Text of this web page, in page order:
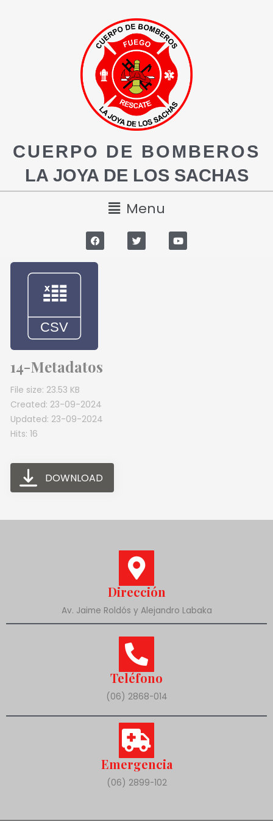
CUERPO DE BOMBEROS
LA JOYA DE LOS SACHAS
Menu
14-Metadatos
File size: 23.53 KB
Created: 23-09-2024
Updated: 23-09-2024
Hits: 16
DOWNLOAD
Dirección
Av. Jaime Roldós y Alejandro Labaka
Teléfono
(06) 2868-014
Emergencia
(06) 2899-102